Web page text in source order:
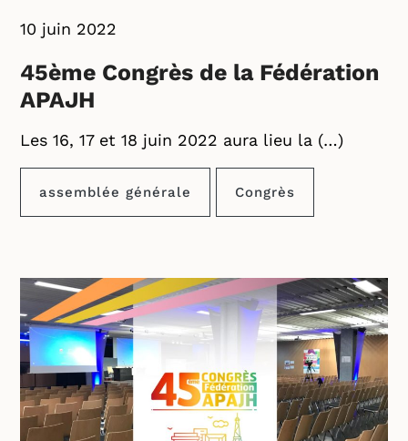
10 juin 2022
45ème Congrès de la Fédération
APAJH
Les 16, 17 et 18 juin 2022 aura lieu la (…)
assemblée générale Congrès